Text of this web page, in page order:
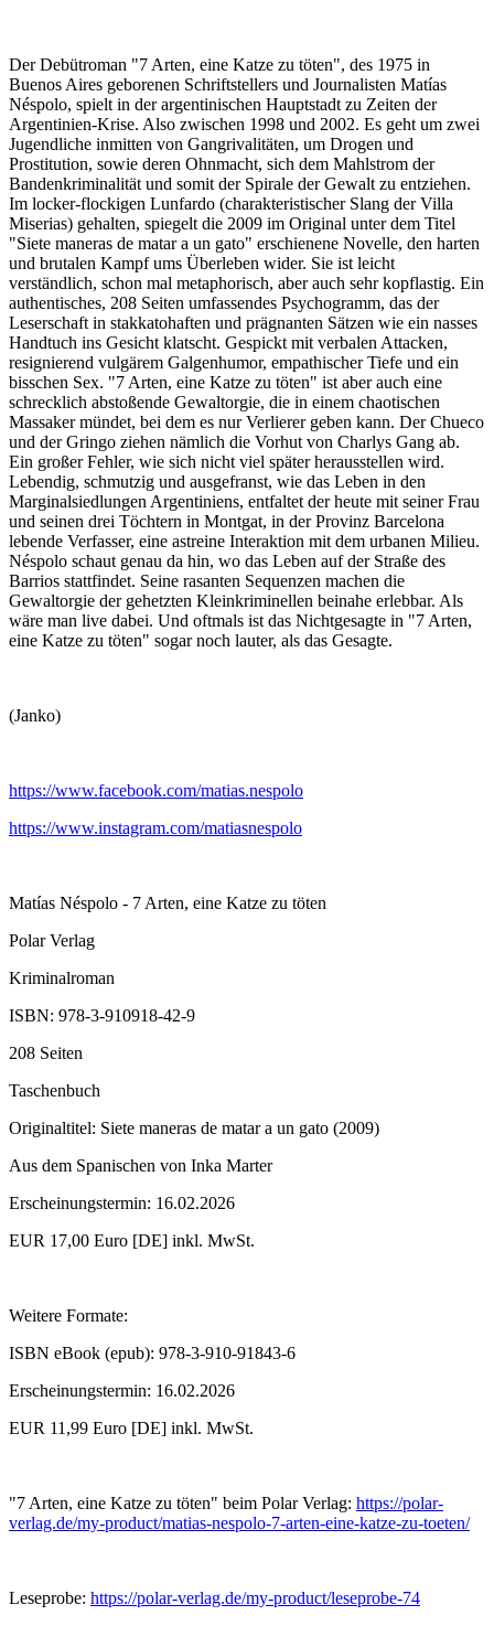
Der Debütroman "7 Arten, eine Katze zu töten", des 1975 in
Buenos Aires geborenen Schriftstellers und Journalisten Matías
Néspolo, spielt in der argentinischen Hauptstadt zu Zeiten der
Argentinien-Krise. Also zwischen 1998 und 2002. Es geht um zwei
Jugendliche inmitten von Gangrivalitäten, um Drogen und
Prostitution, sowie deren Ohnmacht, sich dem Mahlstrom der
Bandenkriminalität und somit der Spirale der Gewalt zu entziehen.
Im locker-flockigen Lunfardo (charakteristischer Slang der Villa
Miserias) gehalten, spiegelt die 2009 im Original unter dem Titel
"Siete maneras de matar a un gato" erschienene Novelle, den harten
und brutalen Kampf ums Überleben wider. Sie ist leicht
verständlich, schon mal metaphorisch, aber auch sehr kopflastig. Ein
authentisches, 208 Seiten umfassendes Psychogramm, das der
Leserschaft in stakkatohaften und prägnanten Sätzen wie ein nasses
Handtuch ins Gesicht klatscht. Gespickt mit verbalen Attacken,
resignierend vulgärem Galgenhumor, empathischer Tiefe und ein
bisschen Sex. "7 Arten, eine Katze zu töten" ist aber auch eine
schrecklich abstoßende Gewaltorgie, die in einem chaotischen
Massaker mündet, bei dem es nur Verlierer geben kann. Der Chueco
und der Gringo ziehen nämlich die Vorhut von Charlys Gang ab.
Ein großer Fehler, wie sich nicht viel später herausstellen wird.
Lebendig, schmutzig und ausgefranst, wie das Leben in den
Marginalsiedlungen Argentiniens, entfaltet der heute mit seiner Frau
und seinen drei Töchtern in Montgat, in der Provinz Barcelona
lebende Verfasser, eine astreine Interaktion mit dem urbanen Milieu.
Néspolo schaut genau da hin, wo das Leben auf der Straße des
Barrios stattfindet. Seine rasanten Sequenzen machen die
Gewaltorgie der gehetzten Kleinkriminellen beinahe erlebbar. Als
wäre man live dabei. Und oftmals ist das Nichtgesagte in "7 Arten,
eine Katze zu töten" sogar noch lauter, als das Gesagte.
(Janko)
https://www.facebook.com/matias.nespolo
https://www.instagram.com/matiasnespolo
Matías Néspolo - 7 Arten, eine Katze zu töten
Polar Verlag
Kriminalroman
ISBN: 978-3-910918-42-9
208 Seiten
Taschenbuch
Originaltitel: Siete maneras de matar a un gato (2009)
Aus dem Spanischen von Inka Marter
Erscheinungstermin: 16.02.2026
EUR 17,00 Euro [DE] inkl. MwSt.
Weitere Formate:
ISBN eBook (epub): 978-3-910-91843-6
Erscheinungstermin: 16.02.2026
EUR 11,99 Euro [DE] inkl. MwSt.
"7 Arten, eine Katze zu töten" beim Polar Verlag: https://polar-
verlag.de/my-product/matias-nespolo-7-arten-eine-katze-zu-toeten/
Leseprobe: https://polar-verlag.de/my-product/leseprobe-74